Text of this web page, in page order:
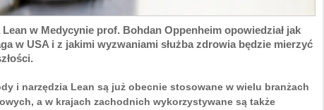
w Medycynie prof. Bohdan Oppenheim opowiedział jak
w USA i z jakimi wyzwaniami służba zdrowia będzie mierzyć
i narzędzia Lean są już obecnie stosowane w wielu branżach
a w krajach zachodnich wykorzystywane są także